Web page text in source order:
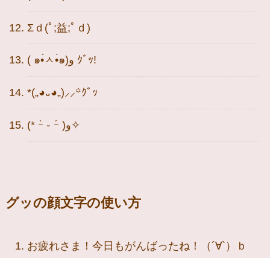
Σｄ(ﾟ;益;ﾟｄ)
( ๑•́ㅅ•̀๑)و ｸﾞｯ!
*(„◕᎑◕„)⸝⸝꙳ｸﾞｯ
(* ｰ̀ ֊ ｰ́ )و✧
グッの顔文字の使い方
お疲れさま！今日もがんばったね！（´∀`）ｂ